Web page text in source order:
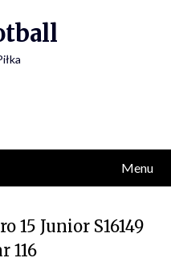
Menu
15 Junior S16149
116